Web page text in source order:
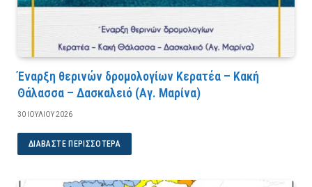
Έναρξη θερινών δρομολογίων Κερατέα – Κακή
Θάλασσα – Δασκαλειό (Αγ. Μαρίνα)
30 ΙΟΥΛΊΟΥ 2026
ΔΙΑΒΆΣΤΕ ΠΕΡΙΣΣΌΤΕΡΑ